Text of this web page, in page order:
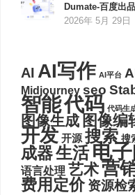
Dumate-百度出
2026年 5月 29日
AI AI写作 AI平台
Midjourney seo
智能代码 代码生
图像生成 图像编
开发 开源 搜索 搜
成器生活电
语言处理 艺术营
费用定价 资源检